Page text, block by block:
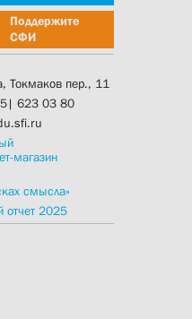
Поддержите
СФИ
Токмаков пер., 11
623 03 80
магазин
смысла»
отчет 2025